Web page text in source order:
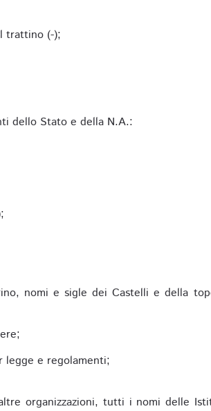
trattino (-);
dello Stato e della N.A.:
nomi e sigle dei Castelli e della
legge e regolamenti;
organizzazioni, tutti i nomi delle